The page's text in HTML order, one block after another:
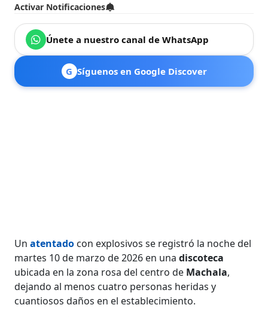
Activar Notificaciones
Únete a nuestro canal de WhatsApp
G Síguenos en Google Discover
Unatentado con explosivos se registró la noche del
martes 10 de marzo de 2026 en unadiscoteca
ubicada en la zona rosa del centro de Machala,
dejando al menos cuatro personas heridas y
cuantiosos daños en el establecimiento.